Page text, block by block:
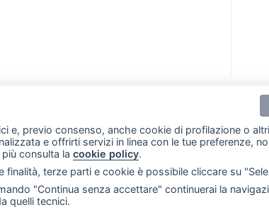
redazione@leccoonline.com
byVIP
e, previo consenso, anche cookie di profilazione o
e offrirti servizi in linea con le tue preferenze,
consulta la cookie policy.
terze parti e cookie è possibile cliccare su
"Continua senza accettare" continuerai la
quelli tecnici.